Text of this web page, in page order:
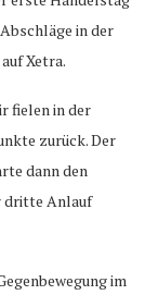
in der
Xetra.
fielen in der
zurück. Der
dann den
dritte Anlauf
im